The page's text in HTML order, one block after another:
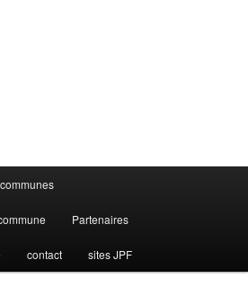
Partenaires
contact sites JPF